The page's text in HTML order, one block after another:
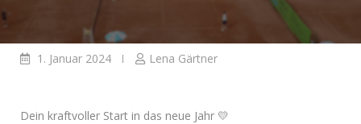
1. Januar 2024 Lena Gärtner
Dein kraftvoller Start in das neue Jahr 💛